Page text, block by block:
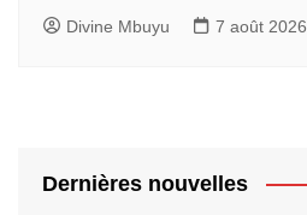
Divine Mbuyu 7 août 2026
Dernières nouvelles